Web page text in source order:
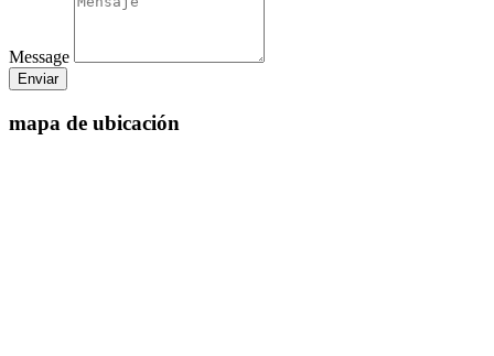
Message
Enviar
mapa de ubicación